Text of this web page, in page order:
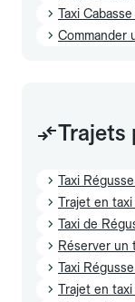
Taxi
Commander
Trajets
Taxi
Trajet en
Taxi de
Réserver un
Taxi
Trajet en